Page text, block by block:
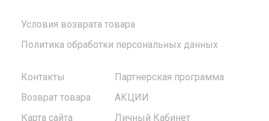
Условия возврата товара
Политика обработки персональных данных
Контакты
Возврат товара
Карта сайта
Партнерская программа
АКЦИИ
Личный Кабинет